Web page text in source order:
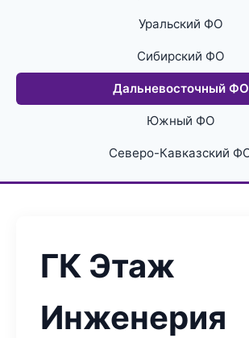
Уральский ФО
Сибирский ФО
Дальневосточный ФО
Южный ФО
Северо-Кавказский
ГК Этаж
Инженерия